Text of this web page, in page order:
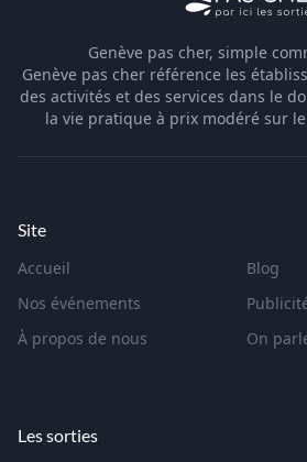
Genève pas cher, simple
Genève pas cher référence les
des activités et des services dans le
la vie pratique à prix modéré sur
Site
Accueil
Blog
Nos événements
À propos de nous
On
Les sorties